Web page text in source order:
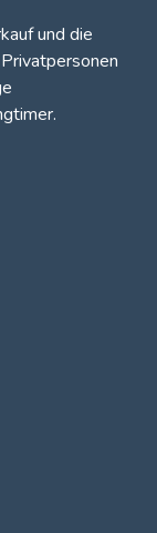
und die